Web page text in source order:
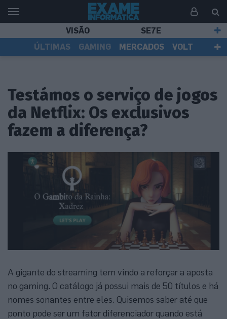
VISÃO
SE7E
ÚLTIMAS
GAMING MERCADOS
VOLT
Testámos o serviço de jogos
da Netflix: Os exclusivos
fazem a diferença?
A gigante do streaming tem vindo a reforçar a aposta
no gaming. O catálogo já possui mais de 50 títulos e há
nomes sonantes entre eles. Quisemos saber até que
ponto pode ser um fator diferenciador quando está